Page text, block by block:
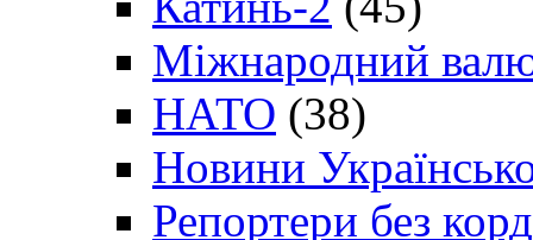
Міжнародний
НАТО (38)
Новини
Репортери без